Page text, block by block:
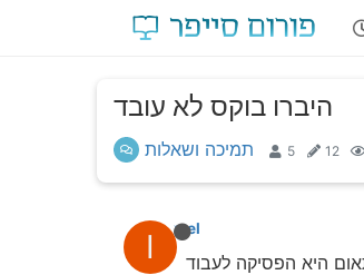
היברו בוקס לא עובד
תמיכה ושאלות 5 12
I israel
היא הפסיקה לעבוד